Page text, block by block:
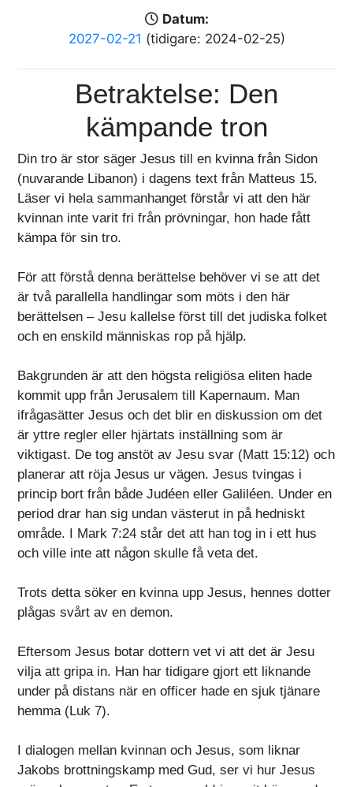
Datum:
2027-02-21 (tidigare: 2024-02-25)
Betraktelse: Den
kämpande tron
Din tro är stor säger Jesus till en kvinna från Sidon
(nuvarande Libanon) i dagens text från Matteus 15.
Läser vi hela sammanhanget förstår vi att den här
kvinnan inte varit fri från prövningar, hon hade fått
kämpa för sin tro.
För att förstå denna berättelse behöver vi se att det
är två parallella handlingar som möts i den här
berättelsen – Jesu kallelse först till det judiska folket
och en enskild människas rop på hjälp.
Bakgrunden är att den högsta religiösa eliten hade
kommit upp från Jerusalem till Kapernaum. Man
ifrågasätter Jesus och det blir en diskussion om det
är yttre regler eller hjärtats inställning som är
viktigast. De tog anstöt av Jesu svar (Matt 15:12) och
planerar att röja Jesus ur vägen. Jesus tvingas i
princip bort från både Judéen eller Galiléen. Under en
period drar han sig undan västerut in på hedniskt
område. I Mark 7:24 står det att han tog in i ett hus
och ville inte att någon skulle få veta det.
Trots detta söker en kvinna upp Jesus, hennes dotter
plågas svårt av en demon.
Eftersom Jesus botar dottern vet vi att det är Jesu
vilja att gripa in. Han har tidigare gjort ett liknande
under på distans när en officer hade en sjuk tjänare
hemma (Luk 7).
I dialogen mellan kvinnan och Jesus, som liknar
Jakobs brottningskamp med Gud, ser vi hur Jesus